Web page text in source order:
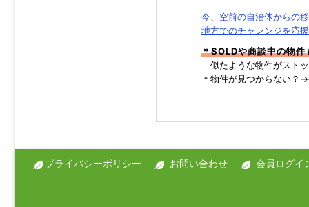
今、空前の自治体からの
地方でのチャレンジを応
＊SOLDや商談中の物
似たような物件がスト
＊物件が見つからない
プライバシーポリシー お問い合わせ 会員ログイ